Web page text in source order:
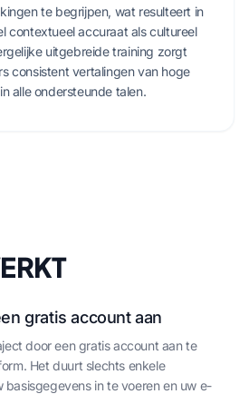
te begrijpen, wat resulteert in
contextueel accuraat als cultureel
uitgebreide training zorgt
consistent vertalingen van hoge
alle ondersteunde talen.
gratis account aan
door een gratis account aan te
Het duurt slechts enkele
basisgegevens in te voeren en uw e-